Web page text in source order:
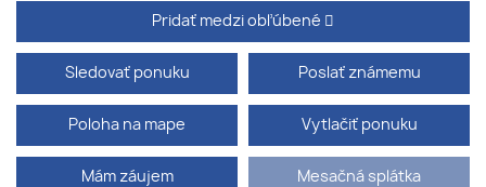
Pridať medzi obľúbené
Sledovať ponuku Poslať známemu
Poloha na mape Vytlačiť ponuku
Mám záujem Mesačná splátka